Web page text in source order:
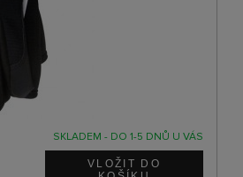
SKLADEM - DO 1-5 DNŮ U VÁS